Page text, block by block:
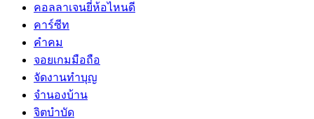
คอลลาเจนยี่ห้อไหนดี
คาร์ซีท
คำคม
จอยเกมมือถือ
จัดงานทำบุญ
จำนองบ้าน
จิตบำบัด